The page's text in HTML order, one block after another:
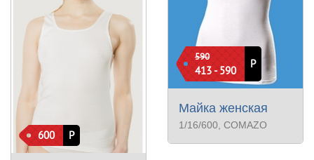
600 Р
590
413 - 590
Р
Майка женская
1/16/600, COMAZO